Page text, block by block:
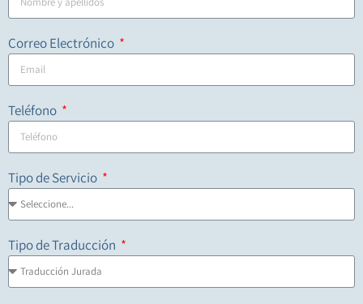
Correo Electrónico
Teléfono
Tipo de Servicio
Tipo de Traducción